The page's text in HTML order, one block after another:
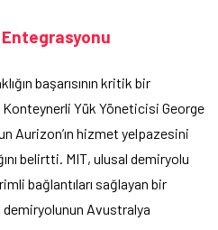
başarısının kritik bir
Yük Yöneticisi George
Aurizon’ın hizmet yelpazesini
belirtti. MIT, ulusal demiryolu
bağlantıları sağlayan bir
Avustralya